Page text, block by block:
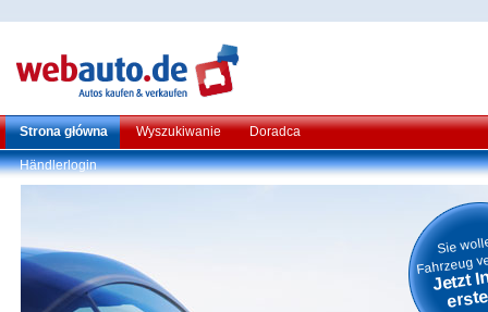
Strona główna Wyszukiwanie Doradca
Händlerlogin
Sie
Fahrzeug
Jetzt